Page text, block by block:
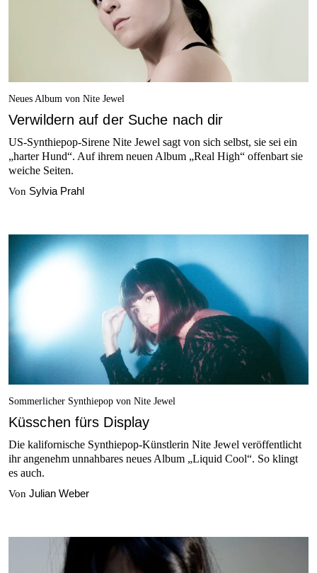
Neues Album von Nite Jewel
Verwildern auf der Suche nach dir
US-Synthiepop-Sirene Nite Jewel sagt von sich selbst, sie sei ein
„harter Hund“. Auf ihrem neuen Album „Real High“ offenbart sie
weiche Seiten.
Von Sylvia Prahl
Sommerlicher Synthiepop von Nite Jewel
Küsschen fürs Display
Die kalifornische Synthiepop-Künstlerin Nite Jewel veröffentlicht
ihr angenehm unnahbares neues Album „Liquid Cool“. So klingt
es auch.
Von Julian Weber